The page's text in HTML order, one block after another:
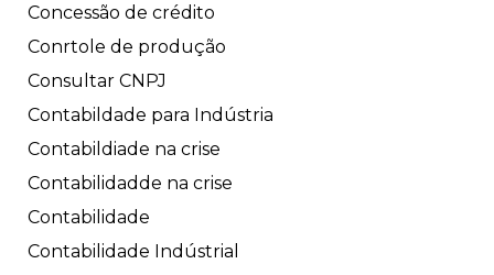
Concessão de crédito
Conrtole de produção
Consultar CNPJ
Contabildade para Indústria
Contabildiade na crise
Contabilidadde na crise
Contabilidade
Contabilidade Indústrial